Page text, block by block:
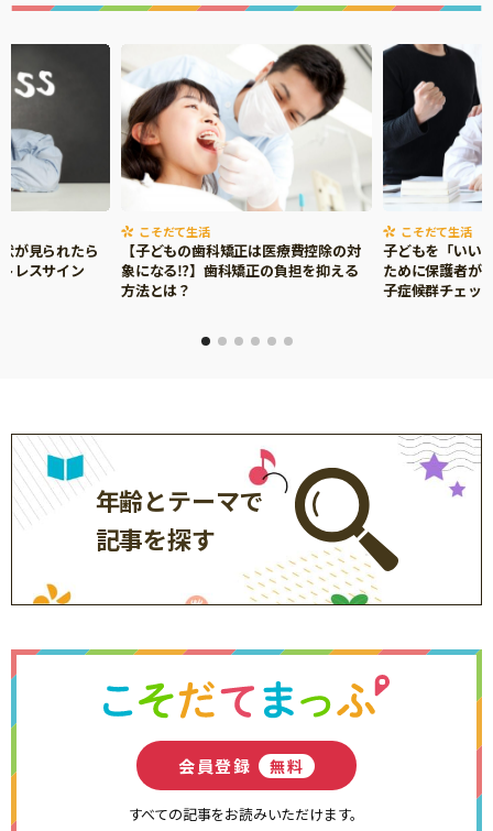
が見られたら
レスサイン
こそだて生活
【子どもの歯科矯正は医療費控除の対
象になる⁉】歯科矯正の負担を抑える
方法とは？
こそだて生活
子どもを「いい
ために保護者が
子症候群チェッ
年齢とテーマで
記事を探す
会員登録 無料
すべての記事をお読みいただけます。